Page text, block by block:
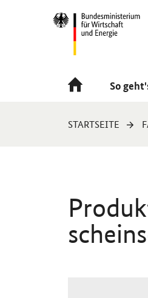
Navigation
Hauptmenü
So
Sie
STARTSEITE